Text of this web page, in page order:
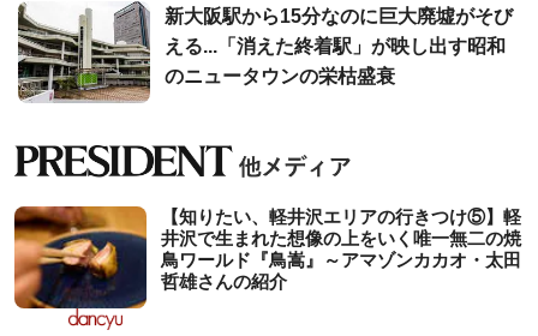
新大阪駅から15分なのに巨大廃墟がそび
える...「消えた終着駅」が映し出す昭和
のニュータウンの栄枯盛衰
【知りたい、軽井沢エリアの行きつけ⑤】軽
井沢で生まれた想像の上をいく唯一無二の焼
鳥ワールド『鳥嵩』～アマゾンカカオ・太田
哲雄さんの紹介